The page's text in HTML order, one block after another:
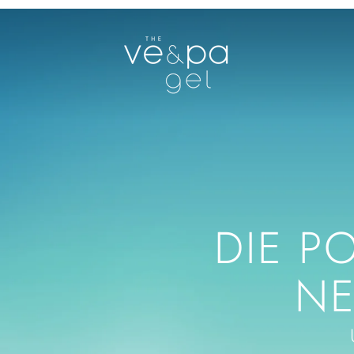
VEPA
NATURALS
GMBH
BEGINNT
WEICH ABWISCHEN.